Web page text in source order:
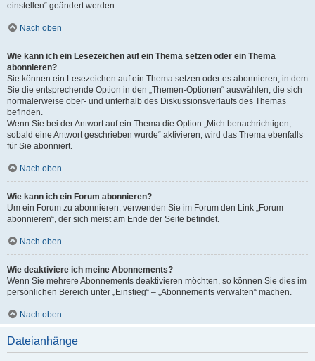
einstellen“ geändert werden.
Nach oben
Wie kann ich ein Lesezeichen auf ein Thema setzen oder ein Thema
abonnieren?
Sie können ein Lesezeichen auf ein Thema setzen oder es abonnieren, in dem
Sie die entsprechende Option in den „Themen-Optionen“ auswählen, die sich
normalerweise ober- und unterhalb des Diskussionsverlaufs des Themas
befinden.
Wenn Sie bei der Antwort auf ein Thema die Option „Mich benachrichtigen,
sobald eine Antwort geschrieben wurde“ aktivieren, wird das Thema ebenfalls
für Sie abonniert.
Nach oben
Wie kann ich ein Forum abonnieren?
Um ein Forum zu abonnieren, verwenden Sie im Forum den Link „Forum
abonnieren“, der sich meist am Ende der Seite befindet.
Nach oben
Wie deaktiviere ich meine Abonnements?
Wenn Sie mehrere Abonnements deaktivieren möchten, so können Sie dies im
persönlichen Bereich unter „Einstieg“ – „Abonnements verwalten“ machen.
Nach oben
Dateianhänge